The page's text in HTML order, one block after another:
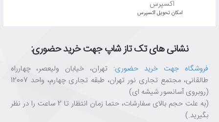
اﻣﮑﺎن ﺗﺤﻮﯾﻞ اﮐﺴﭙﺮس
نشانی های تک تاز شاپ جهت خرید حضوری:
فروشگاه جهت خرید حضوری: تهران، خیابان ولیعصر، چهارراه
طالقانی، مجتمع تجاری نور تهران، طبقه تجاری چهارم، واحد 12007
(روبروی آسانسور شیشه ای)
(به علت حجم بالای سفارشات، حتما زمان انتظار تا 2 ساعت را در نظر
بگیرید.)